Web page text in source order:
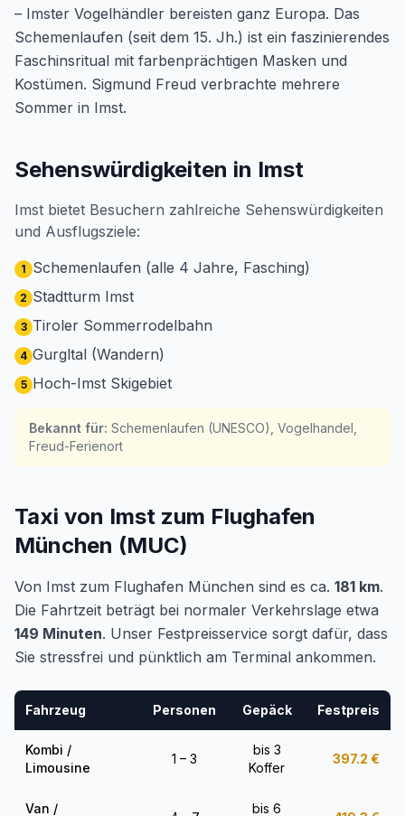
– Imster Vogelhändler bereisten ganz Europa. Das
Schemenlaufen (seit dem 15. Jh.) ist ein faszinierendes
Faschinsritual mit farbenprächtigen Masken und
Kostümen. Sigmund Freud verbrachte mehrere
Sommer in Imst.
Sehenswürdigkeiten in Imst
Imst bietet Besuchern zahlreiche Sehenswürdigkeiten
und Ausflugsziele:
1 Schemenlaufen (alle 4 Jahre, Fasching)
2 Stadtturm Imst
3 Tiroler Sommerrodelbahn
4 Gurgltal (Wandern)
5 Hoch-Imst Skigebiet
Bekannt für: Schemenlaufen (UNESCO), Vogelhandel,
Freud-Ferienort
Taxi von Imst zum Flughafen
München (MUC)
Von Imst zum Flughafen München sind es ca. 181 km.
Die Fahrtzeit beträgt bei normaler Verkehrslage etwa
149 Minuten. Unser Festpreisservice sorgt dafür, dass
Sie stressfrei und pünktlich am Terminal ankommen.
Fahrzeug Personen Gepäck Festpreis
Kombi /
Limousine
1 – 3
bis 3
Koffer
397.2 €
Van / bis 6